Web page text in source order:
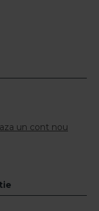
un cont nou